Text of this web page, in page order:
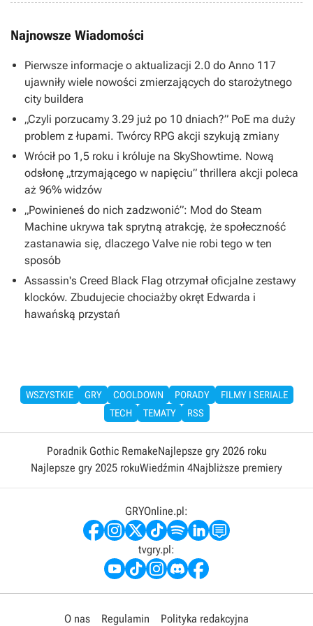
Najnowsze Wiadomości
Pierwsze informacje o aktualizacji 2.0 do Anno 117
ujawniły wiele nowości zmierzających do starożytnego
city buildera
„Czyli porzucamy 3.29 już po 10 dniach?” PoE ma duży
problem z łupami. Twórcy RPG akcji szykują zmiany
Wrócił po 1,5 roku i króluje na SkyShowtime. Nową
odsłonę „trzymającego w napięciu” thrillera akcji poleca
aż 96% widzów
„Powinieneś do nich zadzwonić”: Mod do Steam
Machine ukrywa tak sprytną atrakcję, że społeczność
zastanawia się, dlaczego Valve nie robi tego w ten
sposób
Assassin's Creed Black Flag otrzymał oficjalne zestawy
klocków. Zbudujecie chociażby okręt Edwarda i
hawańską przystań
WSZYSTKIE GRY COOLDOWN PORADY
FILMY I SERIALE
TECH
TEMATY RSS
Poradnik Gothic RemakeNajlepsze gry 2026 roku
Najlepsze gry 2025 rokuWiedźmin 4Najbliższe premiery
GRYOnline.pl:
tvgry.pl:
O nas Regulamin Polityka redakcyjna